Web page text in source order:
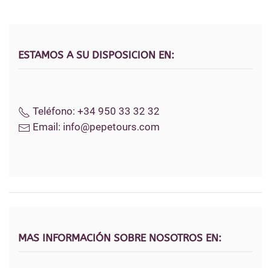
ESTAMOS A SU DISPOSICION EN:
Teléfono: +34 950 33 32 32
Email: info@pepetours.com
MAS INFORMACIÓN SOBRE NOSOTROS EN: